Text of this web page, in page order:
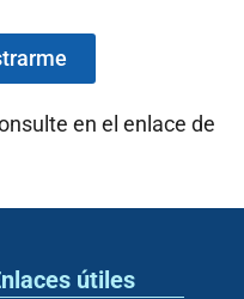
en el enlace de
útiles